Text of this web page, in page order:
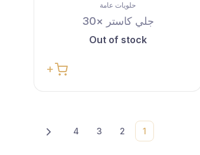
حلويات عامة
جلي كاستر ×30
Out of stock
1
2
3
4
Next